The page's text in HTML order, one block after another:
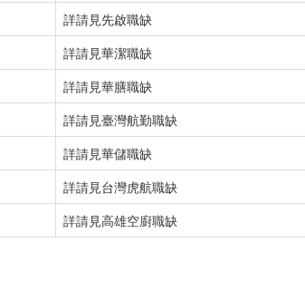
詳請見先啟職缺
詳請見華潔職缺
詳請見華膳職缺
詳請見臺灣航勤職缺
詳請見華儲職缺
詳請見台灣虎航職缺
詳請見高雄空廚職缺